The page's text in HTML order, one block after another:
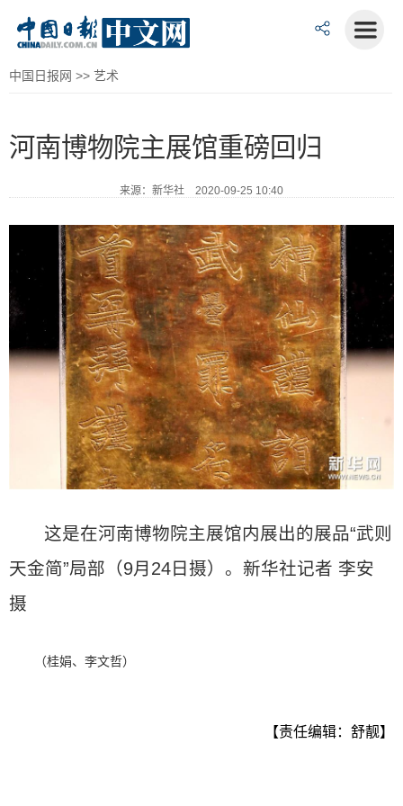
中国日报网 >> 艺术
河南博物院主展馆重磅回归
来源：新华社 2020-09-25 10:40
这是在河南博物院主展馆内展出的展品“武则
天金简”局部（9月24日摄）。新华社记者 李安
摄
（桂娟、李文哲）
【责任编辑：舒靓】